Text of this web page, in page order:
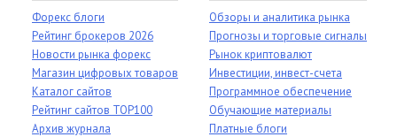
Форекс блоги
Рейтинг брокеров 2026
Новости рынка форекс
Магазин цифровых товаров
Каталог сайтов
Рейтинг сайтов TOP100
Архив журнала
Обзоры и аналитика рынка
Прогнозы и торговые сигналы
Рынок криптовалют
Инвестиции, инвест-счета
Программное обеспечение
Обучающие материалы
Платные блоги